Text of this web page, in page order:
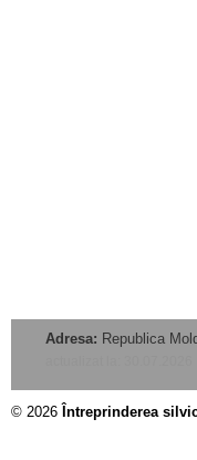
Adresa: Republica
© 2026 Întreprinderea